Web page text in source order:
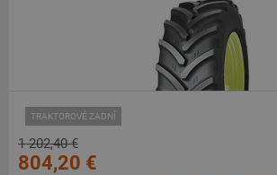
TRAKTOROVÉ ZADNÍ
1 202,40 €
804,20 €